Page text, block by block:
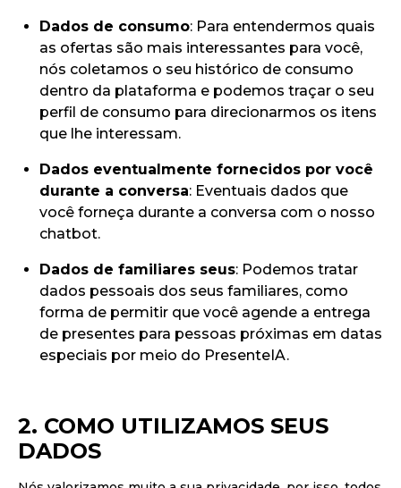
Dados de consumo: Para entendermos quais
as ofertas são mais interessantes para você,
nós coletamos o seu histórico de consumo
dentro da plataforma e podemos traçar o seu
perfil de consumo para direcionarmos os itens
que lhe interessam.
Dados eventualmente fornecidos por você
durante a conversa: Eventuais dados que
você forneça durante a conversa com o nosso
chatbot.
Dados de familiares seus: Podemos tratar
dados pessoais dos seus familiares, como
forma de permitir que você agende a entrega
de presentes para pessoas próximas em datas
especiais por meio do PresenteIA.
2. COMO UTILIZAMOS SEUS
DADOS